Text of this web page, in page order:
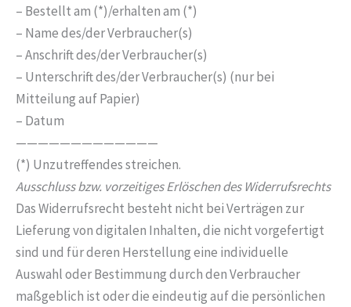
– Bestellt am (*)/erhalten am (*)
– Name des/der Verbraucher(s)
– Anschrift des/der Verbraucher(s)
– Unterschrift des/der Verbraucher(s) (nur bei
Mitteilung auf Papier)
– Datum
—————————————
(*) Unzutreffendes streichen.
Ausschluss bzw. vorzeitiges Erlöschen des Widerrufsrechts
Das Widerrufsrecht besteht nicht bei Verträgen zur
Lieferung von digitalen Inhalten, die nicht vorgefertigt
sind und für deren Herstellung eine individuelle
Auswahl oder Bestimmung durch den Verbraucher
maßgeblich ist oder die eindeutig auf die persönlichen